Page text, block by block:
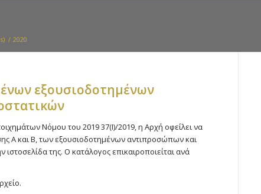
/ 2020
εξουσιοδοτημένων
Νόμου του 2019 37(Ι)/2019, η Αρχή οφείλει να
Α και Β, των εξουσιοδοτημένων αντιπροσώπων και
της. Ο κατάλογος επικαιροποιείται ανά